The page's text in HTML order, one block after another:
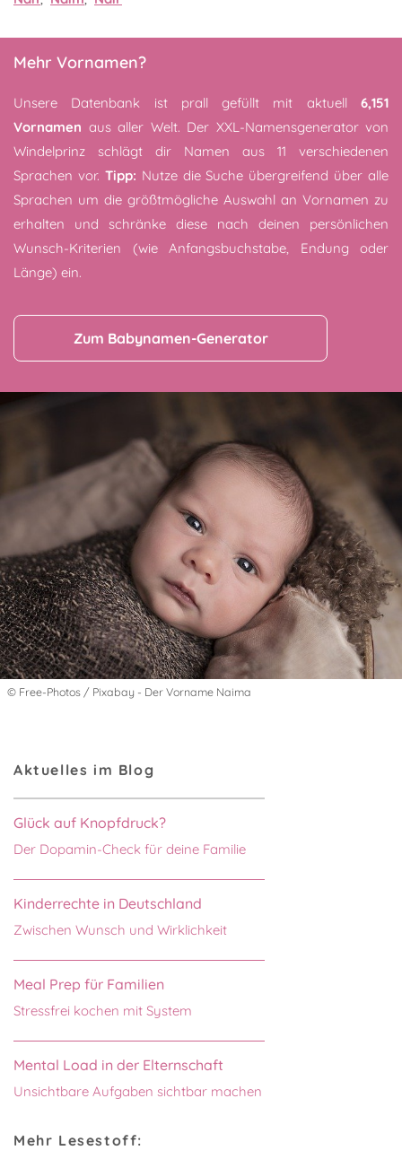
Mehr Vornamen?
Unsere Datenbank ist prall gefüllt mit aktuell 6,151
Vornamen aus aller Welt. Der XXL-Namensgenerator von
Windelprinz schlägt dir Namen aus 11 verschiedenen
Sprachen vor. Tipp: Nutze die Suche übergreifend über alle
Sprachen um die größtmögliche Auswahl an Vornamen zu
erhalten und schränke diese nach deinen persönlichen
Wunsch-Kriterien (wie Anfangsbuchstabe, Endung oder
Länge) ein.
Zum Babynamen-Generator
© Free-Photos / Pixabay - Der Vorname Naima
Aktuelles im Blog
Glück auf Knopfdruck?
Der Dopamin-Check für deine Familie
Kinderrechte in Deutschland
Zwischen Wunsch und Wirklichkeit
Meal Prep für Familien
Stressfrei kochen mit System
Mental Load in der Elternschaft
Unsichtbare Aufgaben sichtbar machen
Mehr Lesestoff: